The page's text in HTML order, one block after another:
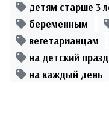
детям старше 3
беременным
вегетарианцам
на детский
на каждый день